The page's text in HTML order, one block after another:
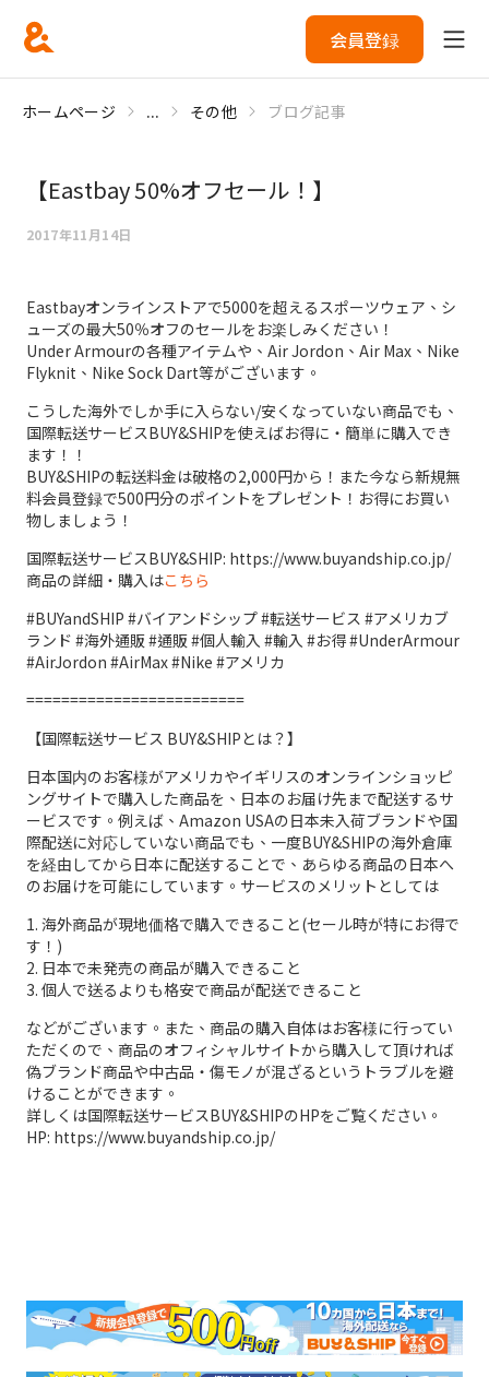
会員登録
ホームページ ... その他 ブログ記事
【Eastbay 50%オフセール！】
2017年11月14日
Eastbayオンラインストアで5000を超えるスポーツウェア、シ
ューズの最大50％オフのセールをお楽しみください！
Under Armourの各種アイテムや、Air Jordon、Air Max、Nike
Flyknit、Nike Sock Dart等がございます。
こうした海外でしか手に入らない/安くなっていない商品でも、
国際転送サービスBUY&SHIPを使えばお得に・簡単に購入でき
ます！！
BUY&SHIPの転送料金は破格の2,000円から！また今なら新規無
料会員登録で500円分のポイントをプレゼント！お得にお買い
物しましょう！
国際転送サービスBUY&SHIP: https://www.buyandship.co.jp/
商品の詳細・購入はこちら
#BUYandSHIP #バイアンドシップ #転送サービス #アメリカブ
ランド #海外通販 #通販 #個人輸入 #輸入 #お得 #UnderArmour
#AirJordon #AirMax #Nike #アメリカ
=========================
【国際転送サービス BUY&SHIPとは？】
日本国内のお客様がアメリカやイギリスのオンラインショッピ
ングサイトで購入した商品を、日本のお届け先まで配送するサ
ービスです。例えば、Amazon USAの日本未入荷ブランドや国
際配送に対応していない商品でも、一度BUY&SHIPの海外倉庫
を経由してから日本に配送することで、あらゆる商品の日本へ
のお届けを可能にしています。サービスのメリットとしては
1. 海外商品が現地価格で購入できること(セール時が特にお得で
す！)
2. 日本で未発売の商品が購入できること
3. 個人で送るよりも格安で商品が配送できること
などがございます。また、商品の購入自体はお客様に行ってい
ただくので、商品のオフィシャルサイトから購入して頂ければ
偽ブランド商品や中古品・傷モノが混ざるというトラブルを避
けることができます。
詳しくは国際転送サービスBUY&SHIPのHPをご覧ください。
HP: https://www.buyandship.co.jp/